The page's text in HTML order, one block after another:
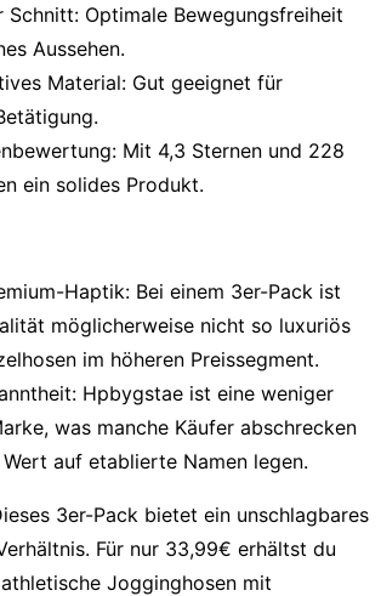
Schnitt: Optimale Bewegungsfreiheit
Aussehen.
Material: Gut geeignet für
Mit 4,3 Sternen und 228
ein solides Produkt.
Haptik: Bei einem 3er-Pack ist
möglicherweise nicht so luxuriös
im höheren Preissegment.
Hpbygstae ist eine weniger
was manche Käufer abschrecken
auf etablierte Namen legen.
3er-Pack bietet ein unschlagbares
Für nur 33,99€ erhältst du
Jogginghosen mit